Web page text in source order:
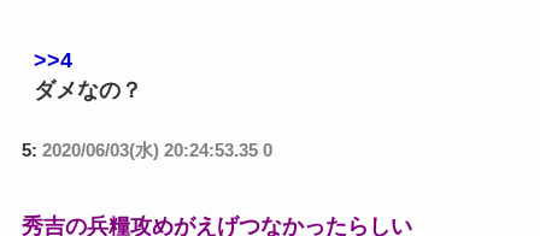
>>4
ダメなの？
5: 2020/06/03(水) 20:24:53.35 0
秀吉の兵糧攻めがえげつなかったらしい